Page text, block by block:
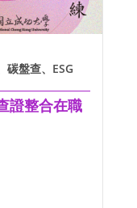
碳盤查、ESG
證整合在職